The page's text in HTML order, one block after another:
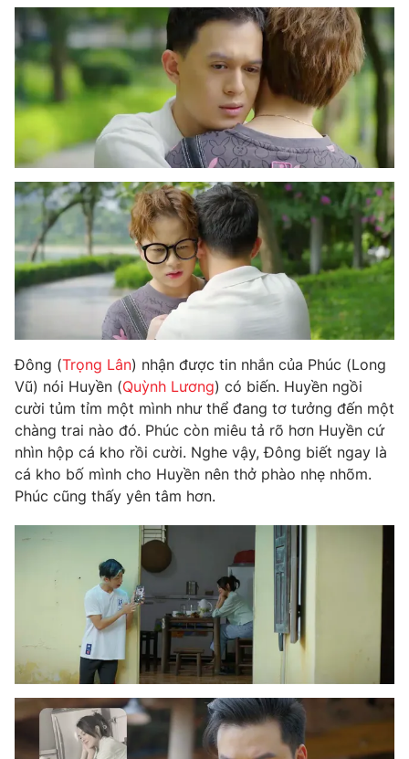
® Cấm sao chép dưới mọi hình thức nếu không có sự chấp
thuận bằng văn bản. Ghi rõ nguồn VTV.vn khi phát hành lại
thông tin từ website này.
Đông (Trọng Lân) nhận được tin nhắn của Phúc (Long
Vũ) nói Huyền (Quỳnh Lương) có biến. Huyền ngồi
cười tủm tỉm một mình như thể đang tơ tưởng đến một
chàng trai nào đó. Phúc còn miêu tả rõ hơn Huyền cứ
nhìn hộp cá kho rồi cười. Nghe vậy, Đông biết ngay là
cá kho bố mình cho Huyền nên thở phào nhẹ nhõm.
Phúc cũng thấy yên tâm hơn.